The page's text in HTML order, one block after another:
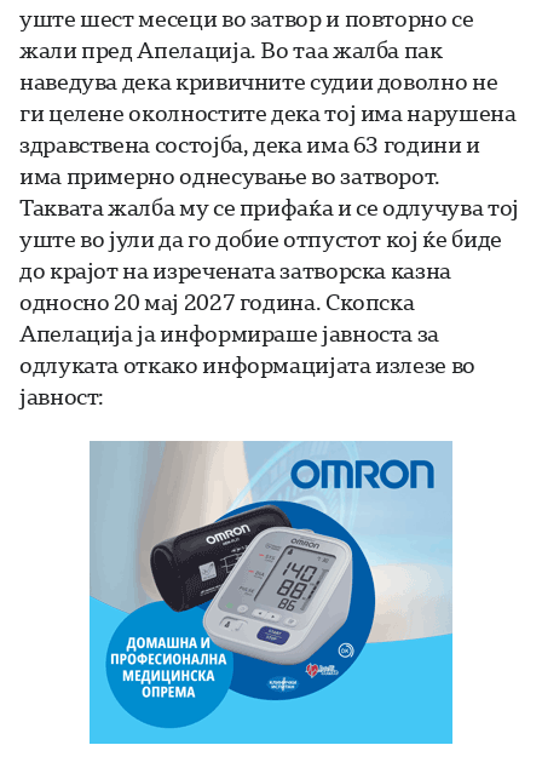
уште шест месеци во затвор и повторно се
жали пред Апелација. Во таа жалба пак
наведува дека кривичните судии доволно не
ги целене околностите дека тој има нарушена
здравствена состојба, дека има 63 години и
има примерно однесување во затворот.
Таквата жалба му се прифаќа и се одлучува тој
уште во јули да го добие отпустот кој ќе биде
до крајот на изречената затворска казна
односно 20 мај 2027 година. Скопска
Апелација ја информираше јавноста за
одлуката откако информацијата излезе во
јавност: